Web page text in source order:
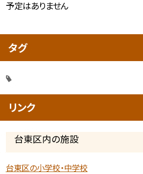
予定はありません
タグ
リンク
台東区内の施設
台東区の小学校・中学校